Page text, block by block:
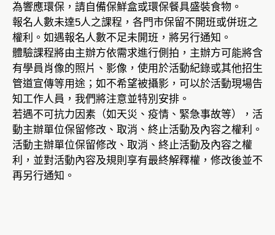
為響應環保，請自備保鮮盒或環保餐具盛裝食物。
報名人數未達5人之課程，各門市保留不開班或併班之
權利。如遇報名人數不足未開班，將另行通知。
體驗課程將由主辦方依需求進行側拍，主辦方可能將含
有學員肖像的照片、影像，使用於活動紀錄或其他招生
管道宣傳等用途；如不希望被攝影，可以於活動現場告
知工作人員，我們將注意並特別安排。
若遇不可抗力因素（如天災、疫情、緊急事故等），活
動主辦單位保留修改、取消、終止活動及內容之權利。
活動主辦單位保留修改、取消、終止活動及內容之權
利，並對活動內容及規則享有最終解釋權，修改後並不
再另行通知。